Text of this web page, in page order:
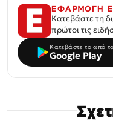
ΕΦΑΡΜΟΓΗ
Κατεβάστε τη
πρώτοι τις
Κατεβάστε το από το
Google Play